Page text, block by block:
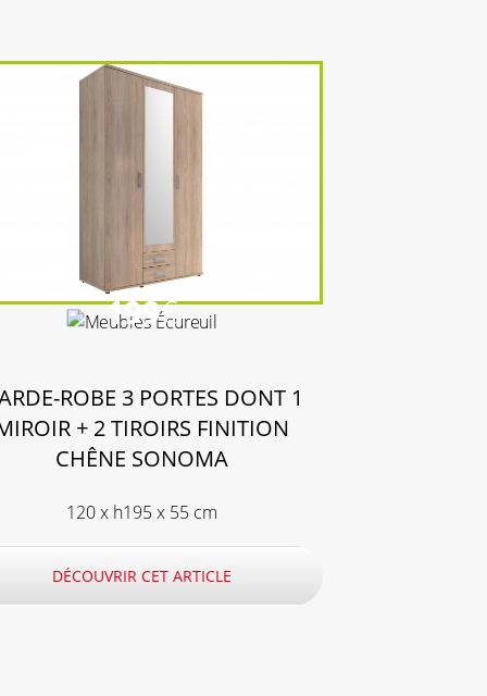
199€
ROBE 3 PORTES DONT 1
+ 2 TIROIRS FINITION
CHÊNE SONOMA
120 x h195 x 55 cm
DÉCOUVRIR CET ARTICLE